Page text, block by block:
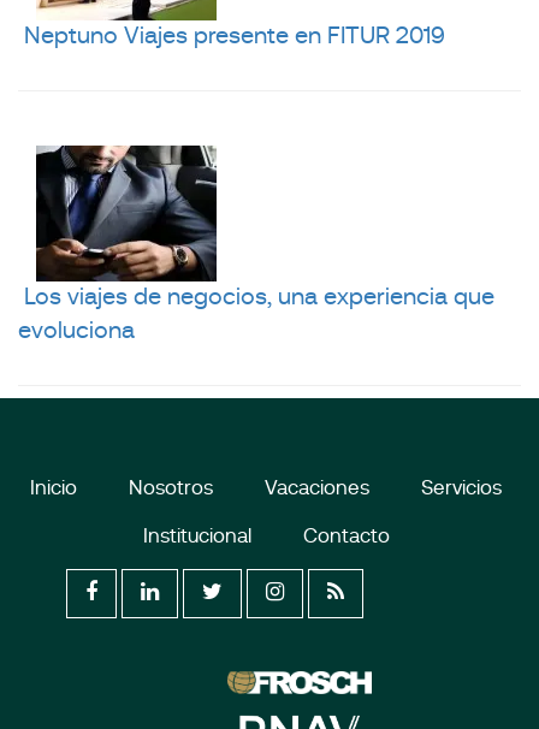
Neptuno Viajes presente en FITUR 2019
Los viajes de negocios, una experiencia que
evoluciona
Inicio Nosotros Vacaciones Servicios
Institucional Contacto